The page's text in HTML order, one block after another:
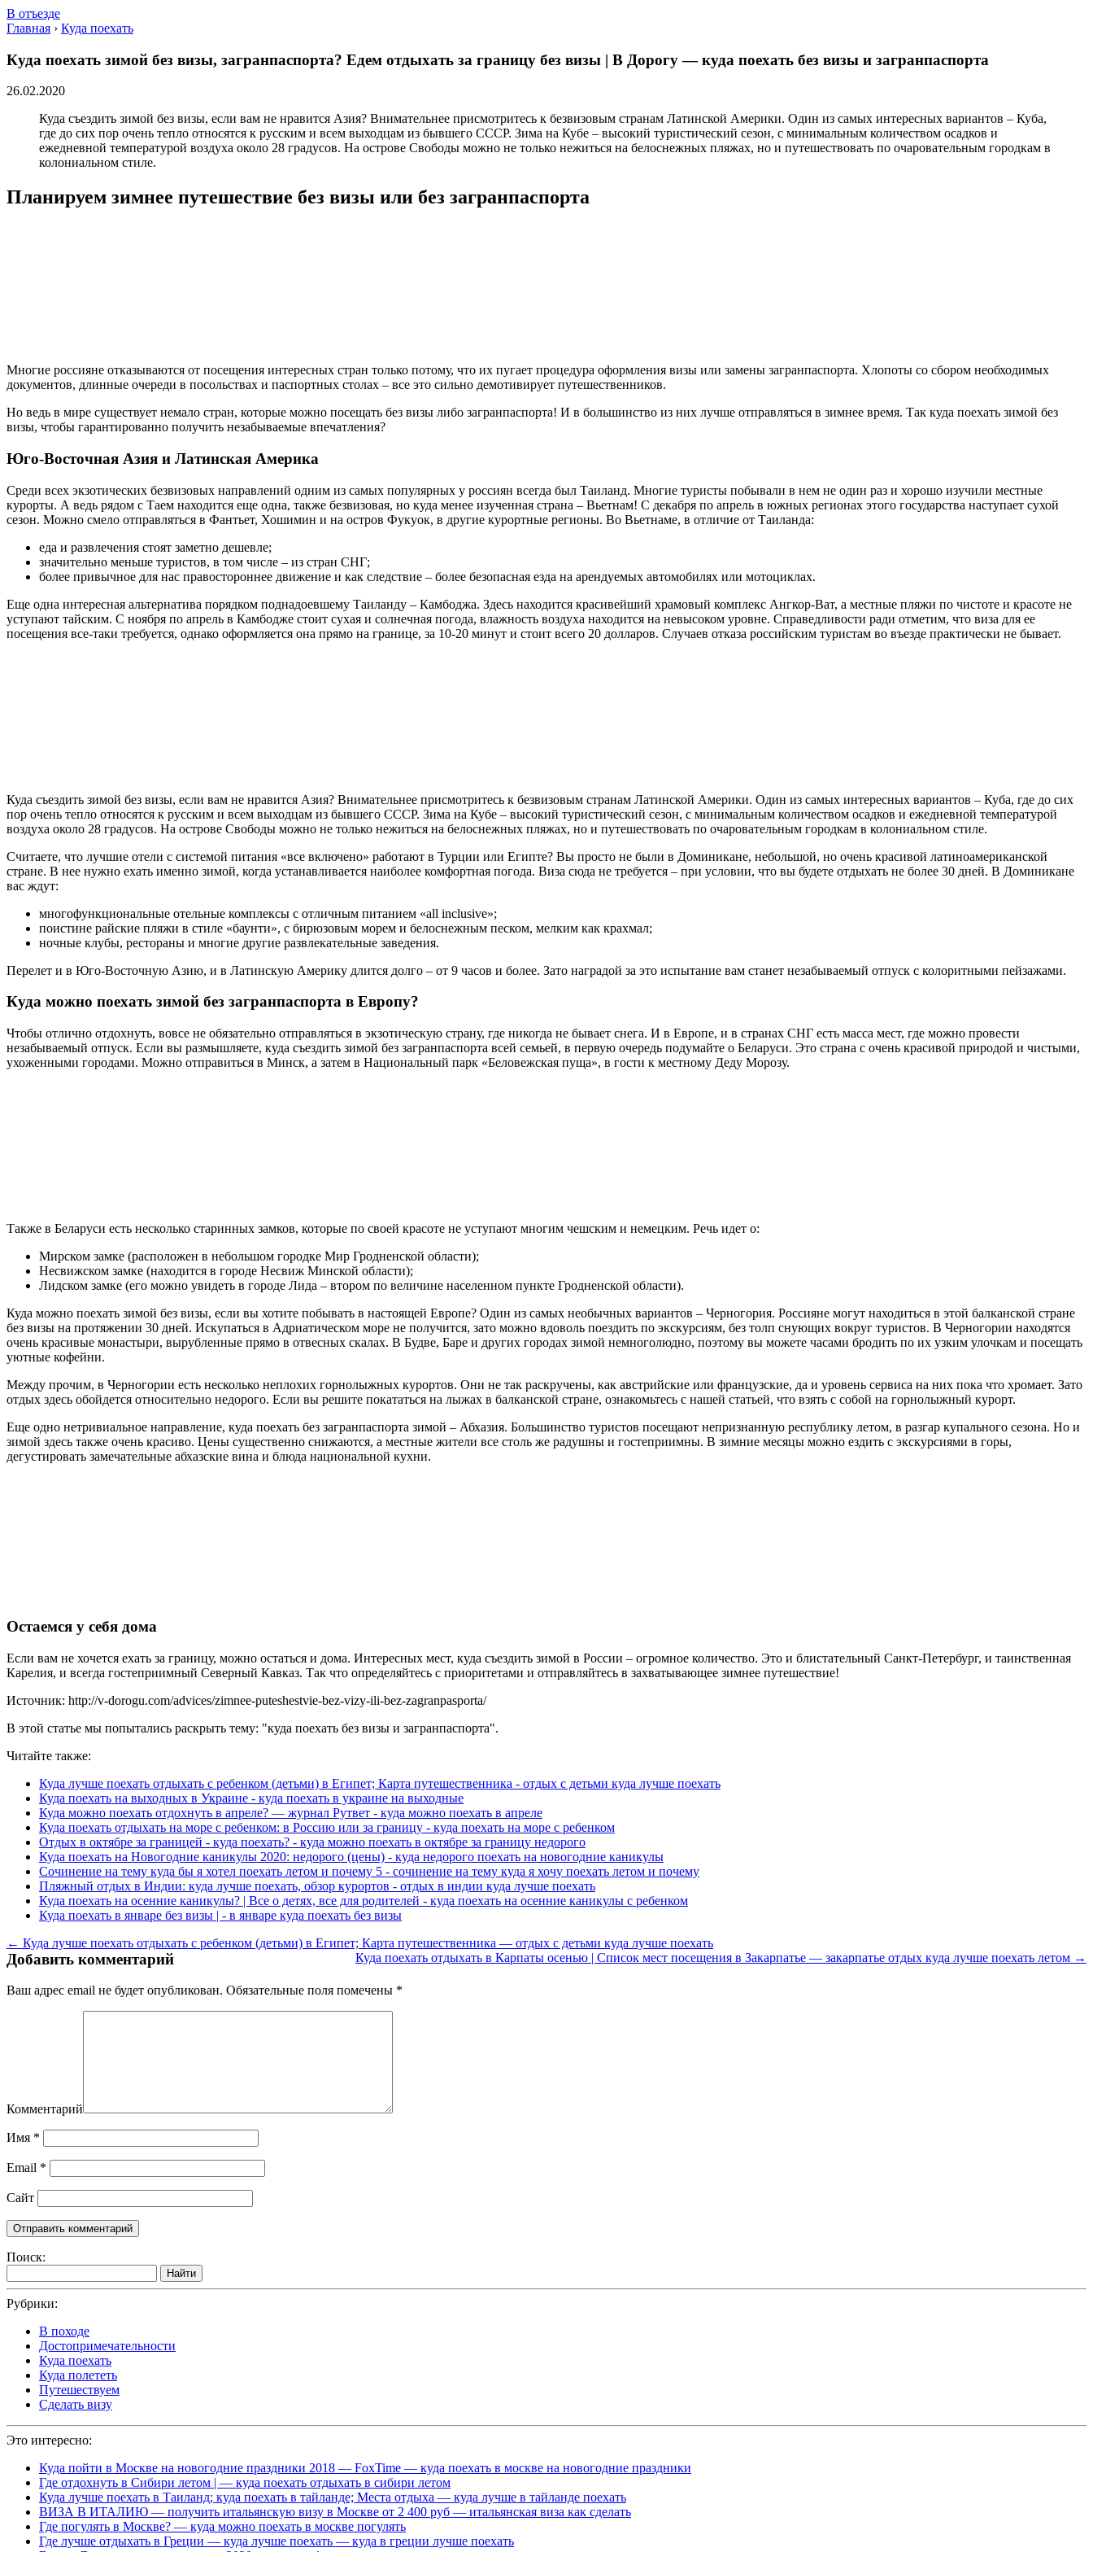
В отъезде
Главная › Куда поехать
Куда поехать зимой без визы, загранпаспорта? Едем отдыхать за границу без визы | В Дорогу — куда поехать без визы и загранпаспорта
26.02.2020
Куда съездить зимой без визы, если вам не нравится Азия? Внимательнее присмотритесь к безвизовым странам Латинской Америки. Один из самых интересных вариантов – Куба,
где до сих пор очень тепло относятся к русским и всем выходцам из бывшего СССР. Зима на Кубе – высокий туристический сезон, с минимальным количеством осадков и
ежедневной температурой воздуха около 28 градусов. На острове Свободы можно не только нежиться на белоснежных пляжах, но и путешествовать по очаровательным городкам в
колониальном стиле.
Планируем зимнее путешествие без визы или без загранпаспорта
Многие россияне отказываются от посещения интересных стран только потому, что их пугает процедура оформления визы или замены загранпаспорта. Хлопоты со сбором необходимых
документов, длинные очереди в посольствах и паспортных столах – все это сильно демотивирует путешественников.
Но ведь в мире существует немало стран, которые можно посещать без визы либо загранпаспорта! И в большинство из них лучше отправляться в зимнее время. Так куда поехать зимой без
визы, чтобы гарантированно получить незабываемые впечатления?
Юго-Восточная Азия и Латинская Америка
Среди всех экзотических безвизовых направлений одним из самых популярных у россиян всегда был Таиланд. Многие туристы побывали в нем не один раз и хорошо изучили местные
курорты. А ведь рядом с Таем находится еще одна, также безвизовая, но куда менее изученная страна – Вьетнам! С декабря по апрель в южных регионах этого государства наступает сухой
сезон. Можно смело отправляться в Фантьет, Хошимин и на остров Фукуок, в другие курортные регионы. Во Вьетнаме, в отличие от Таиланда:
еда и развлечения стоят заметно дешевле;
значительно меньше туристов, в том числе – из стран СНГ;
более привычное для нас правостороннее движение и как следствие – более безопасная езда на арендуемых автомобилях или мотоциклах.
Еще одна интересная альтернатива порядком поднадоевшему Таиланду – Камбоджа. Здесь находится красивейший храмовый комплекс Ангкор-Ват, а местные пляжи по чистоте и красоте не
уступают тайским. С ноября по апрель в Камбодже стоит сухая и солнечная погода, влажность воздуха находится на невысоком уровне. Справедливости ради отметим, что виза для ее
посещения все-таки требуется, однако оформляется она прямо на границе, за 10-20 минут и стоит всего 20 долларов. Случаев отказа российским туристам во въезде практически не бывает.
Куда съездить зимой без визы, если вам не нравится Азия? Внимательнее присмотритесь к безвизовым странам Латинской Америки. Один из самых интересных вариантов – Куба, где до сих
пор очень тепло относятся к русским и всем выходцам из бывшего СССР. Зима на Кубе – высокий туристический сезон, с минимальным количеством осадков и ежедневной температурой
воздуха около 28 градусов. На острове Свободы можно не только нежиться на белоснежных пляжах, но и путешествовать по очаровательным городкам в колониальном стиле.
Считаете, что лучшие отели с системой питания «все включено» работают в Турции или Египте? Вы просто не были в Доминикане, небольшой, но очень красивой латиноамериканской
стране. В нее нужно ехать именно зимой, когда устанавливается наиболее комфортная погода. Виза сюда не требуется – при условии, что вы будете отдыхать не более 30 дней. В Доминикане
вас ждут:
многофункциональные отельные комплексы с отличным питанием «all inclusive»;
поистине райские пляжи в стиле «баунти», с бирюзовым морем и белоснежным песком, мелким как крахмал;
ночные клубы, рестораны и многие другие развлекательные заведения.
Перелет и в Юго-Восточную Азию, и в Латинскую Америку длится долго – от 9 часов и более. Зато наградой за это испытание вам станет незабываемый отпуск с колоритными пейзажами.
Куда можно поехать зимой без загранпаспорта в Европу?
Чтобы отлично отдохнуть, вовсе не обязательно отправляться в экзотическую страну, где никогда не бывает снега. И в Европе, и в странах СНГ есть масса мест, где можно провести
незабываемый отпуск. Если вы размышляете, куда съездить зимой без загранпаспорта всей семьей, в первую очередь подумайте о Беларуси. Это страна с очень красивой природой и чистыми,
ухоженными городами. Можно отправиться в Минск, а затем в Национальный парк «Беловежская пуща», в гости к местному Деду Морозу.
Также в Беларуси есть несколько старинных замков, которые по своей красоте не уступают многим чешским и немецким. Речь идет о:
Мирском замке (расположен в небольшом городке Мир Гродненской области);
Несвижском замке (находится в городе Несвиж Минской области);
Лидском замке (его можно увидеть в городе Лида – втором по величине населенном пункте Гродненской области).
Куда можно поехать зимой без визы, если вы хотите побывать в настоящей Европе? Один из самых необычных вариантов – Черногория. Россияне могут находиться в этой балканской стране
без визы на протяжении 30 дней. Искупаться в Адриатическом море не получится, зато можно вдоволь поездить по экскурсиям, без толп снующих вокруг туристов. В Черногории находятся
очень красивые монастыри, вырубленные прямо в отвесных скалах. В Будве, Баре и других городах зимой немноголюдно, поэтому вы можете часами бродить по их узким улочкам и посещать
уютные кофейни.
Между прочим, в Черногории есть несколько неплохих горнолыжных курортов. Они не так раскручены, как австрийские или французские, да и уровень сервиса на них пока что хромает. Зато
отдых здесь обойдется относительно недорого. Если вы решите покататься на лыжах в балканской стране, ознакомьтесь с нашей статьей, что взять с собой на горнолыжный курорт.
Еще одно нетривиальное направление, куда поехать без загранпаспорта зимой – Абхазия. Большинство туристов посещают непризнанную республику летом, в разгар купального сезона. Но и
зимой здесь также очень красиво. Цены существенно снижаются, а местные жители все столь же радушны и гостеприимны. В зимние месяцы можно ездить с экскурсиями в горы,
дегустировать замечательные абхазские вина и блюда национальной кухни.
Остаемся у себя дома
Если вам не хочется ехать за границу, можно остаться и дома. Интересных мест, куда съездить зимой в России – огромное количество. Это и блистательный Санкт-Петербург, и таинственная
Карелия, и всегда гостеприимный Северный Кавказ. Так что определяйтесь с приоритетами и отправляйтесь в захватывающее зимнее путешествие!
Источник: http://v-dorogu.com/advices/zimnee-puteshestvie-bez-vizy-ili-bez-zagranpasporta/
В этой статье мы попытались раскрыть тему: "куда поехать без визы и загранпаспорта".
Читайте также:
Куда лучше поехать отдыхать с ребенком (детьми) в Египет; Карта путешественника - отдых с детьми куда лучше поехать
Куда поехать на выходных в Украине - куда поехать в украине на выходные
Куда можно поехать отдохнуть в апреле? — журнал Рутвет - куда можно поехать в апреле
Куда поехать отдыхать на море с ребенком: в Россию или за границу - куда поехать на море с ребенком
Отдых в октябре за границей - куда поехать? - куда можно поехать в октябре за границу недорого
Куда поехать на Новогодние каникулы 2020: недорого (цены) - куда недорого поехать на новогодние каникулы
Сочинение на тему куда бы я хотел поехать летом и почему 5 - сочинение на тему куда я хочу поехать летом и почему
Пляжный отдых в Индии: куда лучше поехать, обзор курортов - отдых в индии куда лучше поехать
Куда поехать на осенние каникулы? | Все о детях, все для родителей - куда поехать на осенние каникулы с ребенком
Куда поехать в январе без визы | - в январе куда поехать без визы
← Куда лучше поехать отдыхать с ребенком (детьми) в Египет; Карта путешественника — отдых с детьми куда лучше поехать
Куда поехать отдыхать в Карпаты осенью | Список мест посещения в Закарпатье — закарпатье отдых куда лучше поехать летом →
Добавить комментарий
Ваш адрес email не будет опубликован. Обязательные поля помечены *
Комментарий
Имя *
Email *
Сайт
Поиск:
Найти
Рубрики:
В походе
Достопримечательности
Куда поехать
Куда полететь
Путешествуем
Сделать визу
Это интересно:
Куда пойти в Москве на новогодние праздники 2018 — FoxTime — куда поехать в москве на новогодние праздники
Где отдохнуть в Сибири летом | — куда поехать отдыхать в сибири летом
Куда лучше поехать в Таиланд; куда поехать в тайланде; Места отдыха — куда лучше в тайланде поехать
ВИЗА В ИТАЛИЮ — получить итальянскую визу в Москве от 2 400 руб — итальянская виза как сделать
Где погулять в Москве? — куда можно поехать в москве погулять
Где лучше отдыхать в Греции — куда лучше поехать — куда в греции лучше поехать